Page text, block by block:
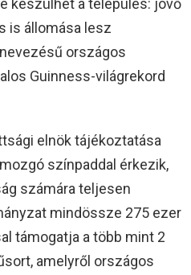
készülhet a település: jövő
is állomása lesz
országos
Guinness-világrekord
elnök tájékoztatása
színpaddal érkezik,
számára teljesen
mindössze 275 ezer
támogatja a több mint 2
amelyről országos